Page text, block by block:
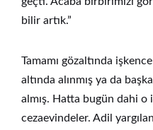
bilir artık.”
Tamamı gözaltında
altında alınmış ya da
almış. Hatta bugün dahi o
cezaevindeler. Adil